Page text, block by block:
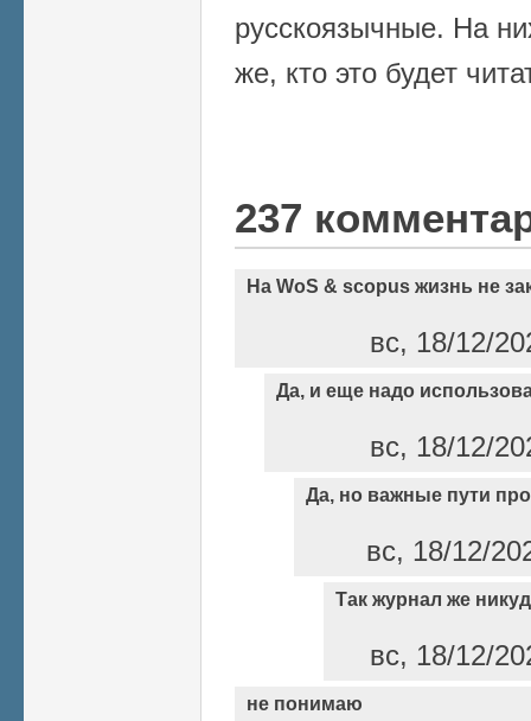
русскоязычные. На
же, кто это будет
237
На WoS & scopus жизнь не
вс, 18/12/
Да, и еще надо
вс, 18/12/
Да, но важные пути
вс, 18/12/
Так журнал же
вс, 18/12/
не понимаю